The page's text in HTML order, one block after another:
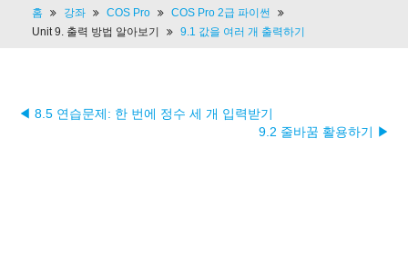
홈 강좌 COS Pro
COS Pro 2급 파이썬
Unit 9. 출력 방법 알아보기
9.1 값을 여러 개 출력하기
◀ 8.5 연습문제: 한 번에 정수 세 개 입력받기
9.2 줄바꿈 활용하기 ▶︎